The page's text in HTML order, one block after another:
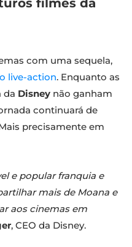
filmes da
com uma sequela,
live-action. Enquanto as
da Disney não ganham
continuará de
precisamente em
e popular franquia e
mais de Moana e
aos cinemas em
, CEO da Disney.